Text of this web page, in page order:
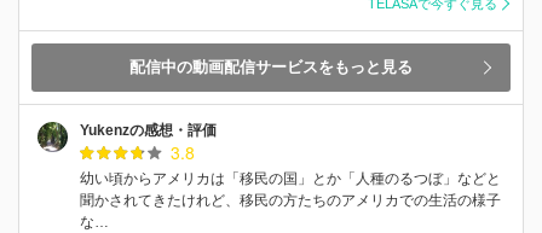
TELASAで今すぐ見る
配信中の動画配信サービスをもっと見る
Yukenzの感想・評価
3.8
幼い頃からアメリカは「移民の国」とか「人種のるつぼ」などと
聞かされてきたけれど、移民の方たちのアメリカでの生活の様子
な…